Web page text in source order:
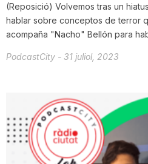
r
g
(Reposició) Volvemos tras un
hablar sobre conceptos de terror
acompaña "Nacho" Bellón para
PodcastCity - 31 juliol, 2023